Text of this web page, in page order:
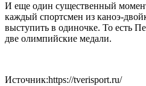
И еще один существенный
каждый спортсмен из каноэ-
выступить в одиночке. То есть
две олимпийские медали.
Источник:https://tverisport.ru/